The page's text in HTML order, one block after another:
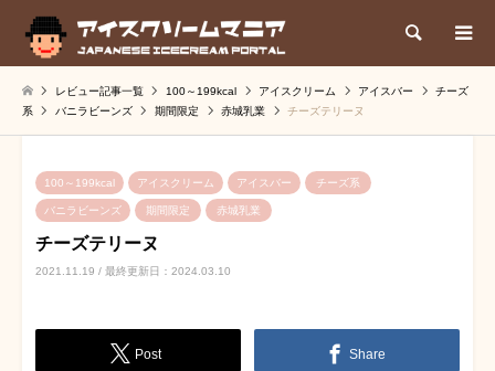
検索
レビュー記事一覧 100～199kcal アイスクリーム アイスバー
チーズ
系
バニラビーンズ 期間限定 赤城乳業 チーズテリーヌ
100～199kcal アイスクリーム アイスバー チーズ系
バニラビーンズ 期間限定 赤城乳業
チーズテリーヌ
2021.11.19 / 最終更新日：2024.03.10
Post Share